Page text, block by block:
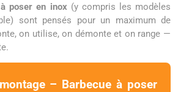
poser en inox (y compris les modèles
sont pensés pour un maximum de
on utilise, on démonte et on range —
– Barbecue à poser